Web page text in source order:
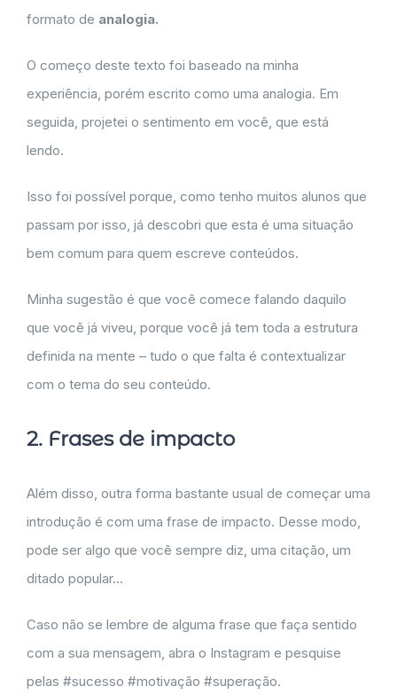
formato de analogia.
O começo deste texto foi baseado na minha
experiência, porém escrito como uma analogia. Em
seguida, projetei o sentimento em você, que está
lendo.
Isso foi possível porque, como tenho muitos alunos que
passam por isso, já descobri que esta é uma situação
bem comum para quem escreve conteúdos.
Minha sugestão é que você comece falando daquilo
que você já viveu, porque você já tem toda a estrutura
definida na mente – tudo o que falta é contextualizar
com o tema do seu conteúdo.
2. Frases de impacto
Além disso, outra forma bastante usual de começar uma
introdução é com uma frase de impacto. Desse modo,
pode ser algo que você sempre diz, uma citação, um
ditado popular…
Caso não se lembre de alguma frase que faça sentido
com a sua mensagem, abra o Instagram e pesquise
pelas #sucesso #motivação #superação.